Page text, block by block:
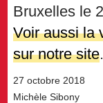
Bruxelles le
Voir aussi la
sur notre site.
27 octobre 2018
Michèle Sibony